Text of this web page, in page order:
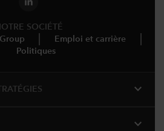
SOCIÉTÉ
Emploi et carrière
Politiques
expand_more
expand_more